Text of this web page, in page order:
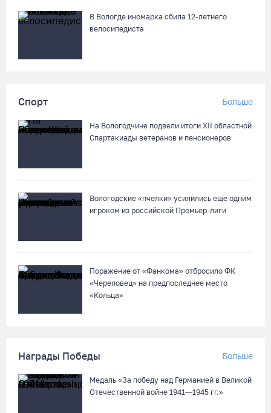
В Вологде иномарка сбила 12-летнего
велосипедиста
Спорт Больше
На Вологодчине подвели итоги XII областной
Спартакиады ветеранов и пенсионеров
Вологодские «пчелки» усилились еще одним
игроком из российской Премьер-лиги
Поражение от «Фанкома» отбросило ФК
«Череповец» на предпоследнее место
«Кольца»
Награды Победы Больше
Медаль «За победу над Германией в Великой
Отечественной войне 1941—1945 гг.»